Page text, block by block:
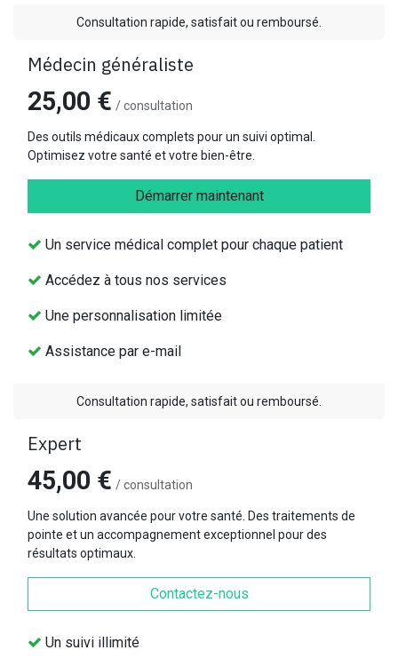
Consultation rapide, satisfait ou remboursé.
Médecin généraliste
25,00 € / consultation
Des outils médicaux complets pour un suivi optimal.
Optimisez votre santé et votre bien-être.
Démarrer maintenant
Un service médical complet pour chaque patient
Accédez à tous nos services
Une personnalisation limitée
Assistance par e-mail
Consultation rapide, satisfait ou remboursé.
Expert
45,00 € / consultation
Une solution avancée pour votre santé. Des traitements de
pointe et un accompagnement exceptionnel pour des
résultats optimaux.
Contactez-nous
Un suivi illimité